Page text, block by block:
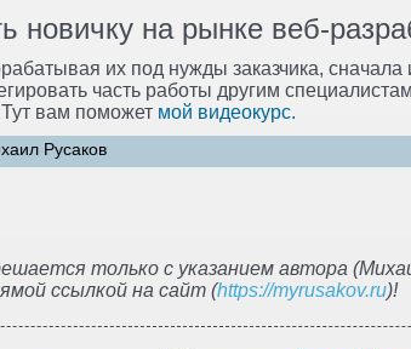
новичку на рынке веб-
их под нужды заказчика,
часть работы другим
вам поможет мой видеокурс.
Русаков
только с указанием автора
ссылкой на сайт (https://myrusakov.ru)!